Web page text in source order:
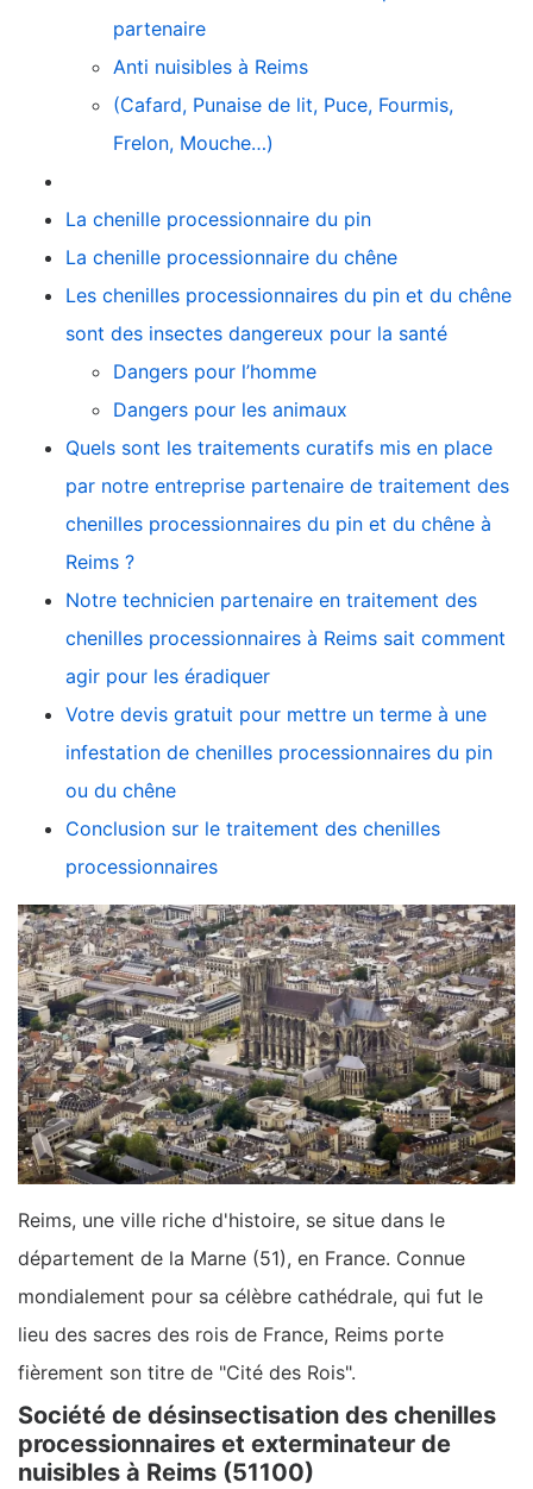
partenaire
Anti nuisibles à Reims
(Cafard, Punaise de lit, Puce, Fourmis,
Frelon, Mouche…)
La chenille processionnaire du pin
La chenille processionnaire du chêne
Les chenilles processionnaires du pin et du chêne
sont des insectes dangereux pour la santé
Dangers pour l’homme
Dangers pour les animaux
Quels sont les traitements curatifs mis en place
par notre entreprise partenaire de traitement des
chenilles processionnaires du pin et du chêne à
Reims ?
Notre technicien partenaire en traitement des
chenilles processionnaires à Reims sait comment
agir pour les éradiquer
Votre devis gratuit pour mettre un terme à une
infestation de chenilles processionnaires du pin
ou du chêne
Conclusion sur le traitement des chenilles
processionnaires
Reims, une ville riche d'histoire, se situe dans le
département de la Marne (51), en France. Connue
mondialement pour sa célèbre cathédrale, qui fut le
lieu des sacres des rois de France, Reims porte
fièrement son titre de "Cité des Rois".
Société de désinsectisation des chenilles
processionnaires et exterminateur de
nuisibles à Reims (51100)